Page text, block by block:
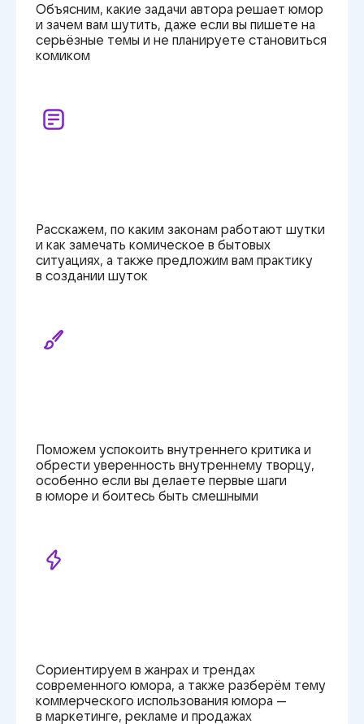
Объясним, какие задачи автора решает юмор
и зачем вам шутить, даже если вы пишете на
серьёзные темы и не планируете становиться
комиком
Расскажем, по каким законам работают шутки
и как замечать комическое в бытовых
ситуациях, а также предложим вам практику
в создании шуток
Поможем успокоить внутреннего критика и
обрести уверенность внутреннему творцу,
особенно если вы делаете первые шаги
в юморе и боитесь быть смешными
Сориентируем в жанрах и трендах
современного юмора, а также разберём тему
коммерческого использования юмора —
в маркетинге, рекламе и продажах